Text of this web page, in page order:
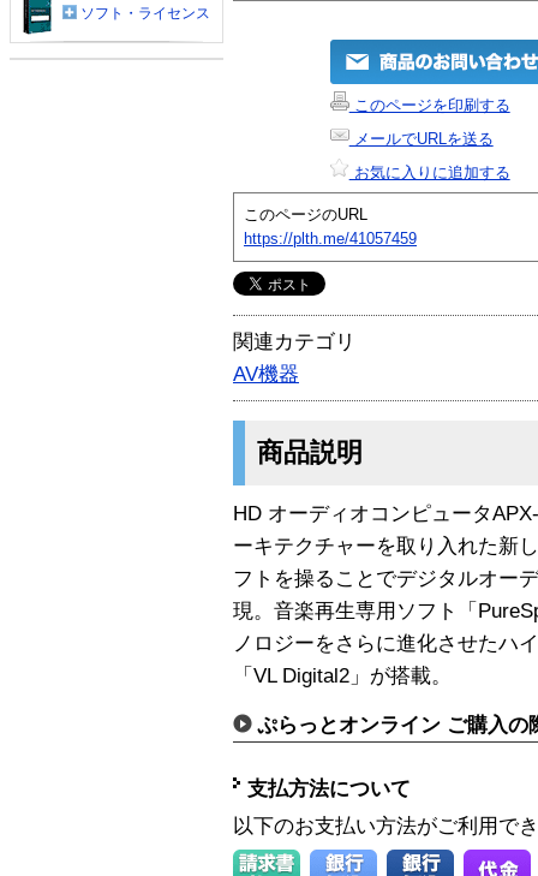
このページを印刷する
メールでURLを送る
お気に入りに追加する
このページのURL
https://plth.me/41057459
関連カテゴリ
AV機器
商品説明
HD オーディオコンピュータ
ーキテクチャーを取り入れた新
フトを操ることでデジタルオー
現。音楽再生専用ソフト「
ノロジーをさらに進化させたハ
「VL Digital2」が搭載。
ぷらっとオンライン ご購入の
支払方法について
以下のお支払い方法がご利用で
ソフト・ライセンス